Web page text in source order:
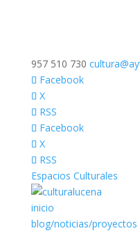
957 510 730
Facebook
X
RSS
Facebook
X
RSS
Espacios Culturales
inicio
blog/noticias/proyectos